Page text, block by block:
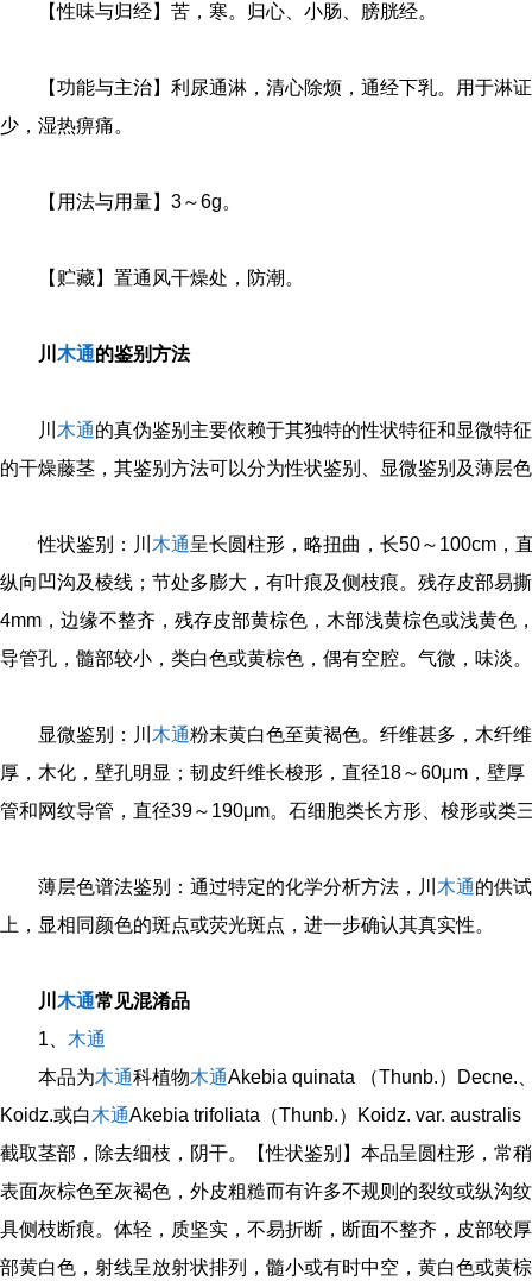
【性味与归经】苦，寒。归心、小肠、膀胱经。
【功能与主治】利尿通淋，清心除烦，通经下乳。用于淋
少，湿热痹痛。
【用法与用量】3～6g。
【贮藏】置通风干燥处，防潮。
川 木通的鉴别方法
川 木通的真伪鉴别主要依赖于其独特的性状特征和显微特
的干燥藤茎，‌其鉴别方法可以分为性状鉴别、‌显微鉴别及薄层
性状鉴别：‌川 木通呈长圆柱形，‌略扭曲，‌长50～100cm，‌
纵向凹沟及棱线；‌节处多膨大，‌有叶痕及侧枝痕。‌残存皮部易
4mm，‌边缘不整齐，‌残存皮部黄棕色，‌木部浅黄棕色或浅黄色
导管孔，‌髓部较小，‌类白色或黄棕色，‌偶有空腔。‌气微，‌味淡。‌
显微鉴别：‌川 木通粉末黄白色至黄褐色。‌纤维甚多，‌木纤
厚，‌木化，‌壁孔明显；‌韧皮纤维长梭形，‌直径18～60μm，‌壁
管和网纹导管，‌直径39～190μm。‌石细胞类长方形、‌梭形或类
薄层色谱法鉴别：‌通过特定的化学分析方法，‌川 木通的供
上，‌显相同颜色的斑点或荧光斑点，‌进一步确认其真实性。‌
川 木通常见混淆品
1、 木通
本品为木通科植物木通Akebia quinata （Thunb.）Decne.
Koidz.或白木通Akebia trifoliata（Thunb.）Koidz. var.
截取茎部，除去细枝，阴干。【性状鉴别】本品呈圆柱形，常
表面灰棕色至灰褐色，外皮粗糙而有许多不规则的裂纹或纵沟
具侧枝断痕。体轻，质坚实，不易折断，断面不整齐，皮部较
部黄白色，射线呈放射状排列，髓小或有时中空，黄白色或黄